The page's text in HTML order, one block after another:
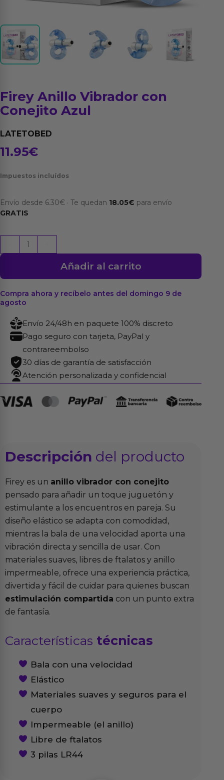
Firey Anillo Vibrador con
Conejito Azul
LATETOBED
11.95€
Impuestos incluídos
Envío desde 6.30€ · Te quedan 18.05€ para envío
GRATIS
Anillo
con
Conejito
Azul
cantidad
Añadir al carrito
Compra ahora y recíbelo antes del domingo 9 de
agosto
Envío 24/48h en paquete 100% discreto
Pago seguro con tarjeta, PayPal y
contrareembolso
30 días de garantía de satisfacción
Atención personalizada y confidencial
Descripción del producto
Firey es un anillo vibrador con conejito
pensado para añadir un toque juguetón y
estimulante a los encuentros en pareja. Su
diseño elástico se adapta con comodidad,
mientras la bala de una velocidad aporta una
vibración directa y sencilla de usar. Con
materiales suaves, libres de ftalatos y anillo
impermeable, ofrece una experiencia práctica,
divertida y fácil de cuidar para quienes buscan
estimulación compartida con un punto extra
de fantasía.
Características técnicas
Bala con una velocidad
Elástico
Materiales suaves y seguros para el
cuerpo
Impermeable (el anillo)
Libre de ftalatos
3 pilas LR44